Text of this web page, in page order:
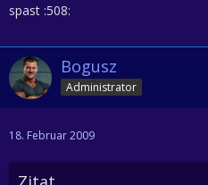
spast :508:
Bogusz
Administrator
18. Februar 2009